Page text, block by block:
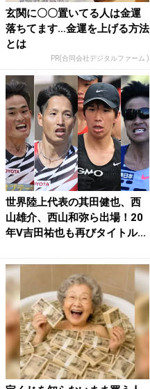
玄関に〇〇置いてる人は金運
落ちてます…金運を上げる方法
とは
PR(合同会社デジタルファーム )
世界陸上代表の其田健也、西
山雄介、西山和弥ら出場！20
年V吉田祐也も再びタイトル...